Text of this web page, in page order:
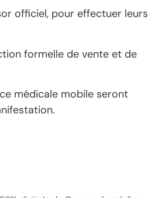
officiel, pour effectuer leurs
formelle de vente et de
médicale mobile seront